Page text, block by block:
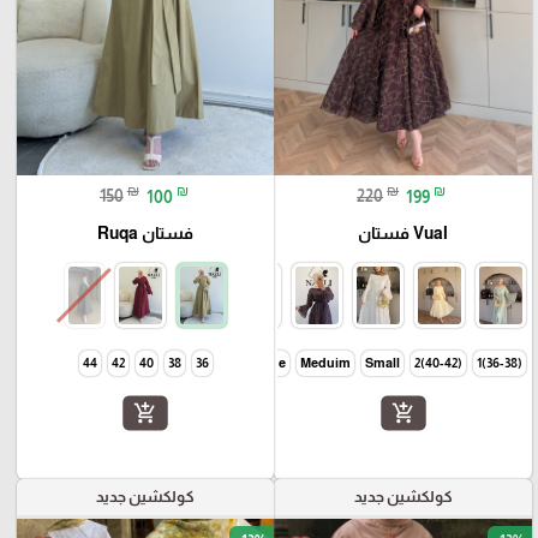
220 ₪ 199 ₪
Vual فستان
(36-38)1
(40-42)2
Small
Meduim
Large
add_shopping_cart
150 ₪ 100 ₪
فستان Ruqa
36
38
40
42
44
add_shopping_cart
كولكشين جديد كولكشين جديد